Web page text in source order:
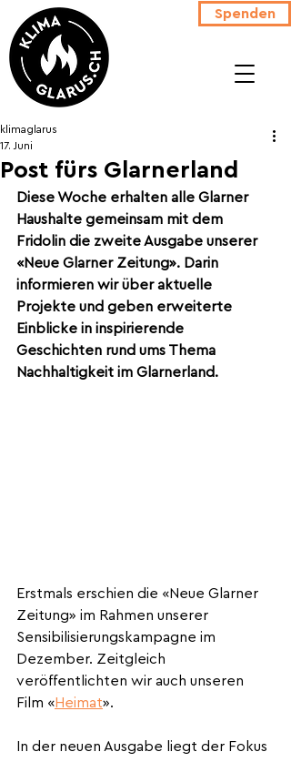
Spenden
Post fürs Glarnerland
klimaglarus
17. Juni
Diese Woche erhalten alle Glarner
Haushalte gemeinsam mit dem
Fridolin die zweite Ausgabe unserer
«Neue Glarner Zeitung». Darin
informieren wir über aktuelle
Projekte und geben erweiterte
Einblicke in inspirierende
Geschichten rund ums Thema
Nachhaltigkeit im Glarnerland.
Erstmals erschien die «Neue Glarner
Zeitung» im Rahmen unserer
Sensibilisierungskampagne im
Dezember. Zeitgleich
veröffentlichten wir auch unseren
Film «Heimat».
In der neuen Ausgabe liegt der Fokus